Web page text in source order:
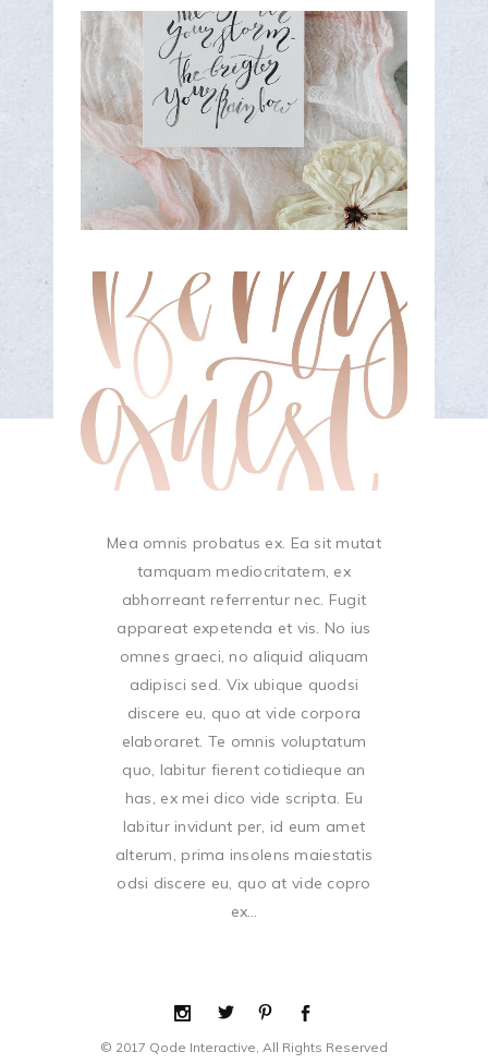
DETAILS
STYLE
Mea omnis probatus ex. Ea sit mutat
tamquam mediocritatem, ex
abhorreant referrentur nec. Fugit
appareat expetenda et vis. No ius
omnes graeci, no aliquid aliquam
adipisci sed. Vix ubique quodsi
discere eu, quo at vide corpora
elaboraret. Te omnis voluptatum
quo, labitur fierent cotidieque an
has, ex mei dico vide scripta. Eu
labitur invidunt per, id eum amet
alterum, prima insolens maiestatis
odsi discere eu, quo at vide copro
ex…
© 2017 Qode Interactive, All Rights Reserved